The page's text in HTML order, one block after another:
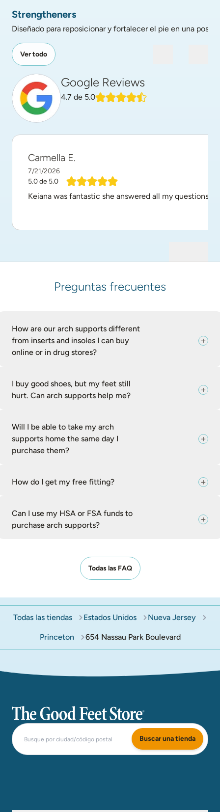
Strengtheners
Diseñado para reposicionar y fortalecer el pie en una
Ver todo
Google Reviews
4.7 de 5.0
Carmella E.
7/21/2026
5.0de 5.0
Keiana was fantastic she answered all my questions
Preguntas frecuentes
How are our arch supports different
from inserts and insoles I can buy
online or in drug stores?
I buy good shoes, but my feet still
hurt. Can arch supports help me?
Will I be able to take my arch
supports home the same day I
purchase them?
How do I get my free fitting?
Can I use my HSA or FSA funds to
purchase arch supports?
Todas las FAQ
Todas las tiendas Estados Unidos Nueva Jersey
Princeton 654 Nassau Park Boulevard
The Good Feet Store
Buscar una tienda